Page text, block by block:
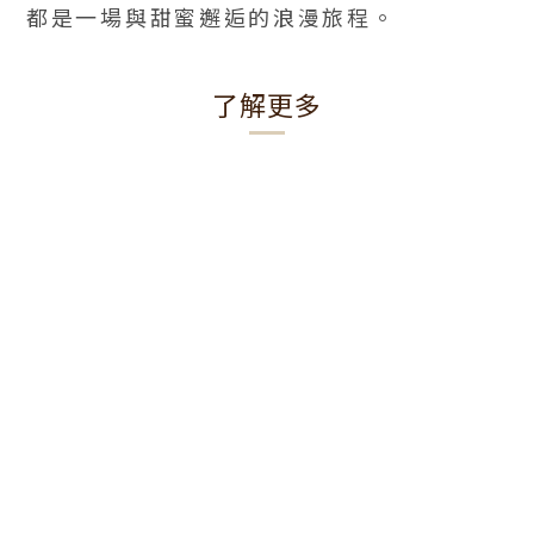
都是一場與甜蜜邂逅的浪漫旅程。
了解更多